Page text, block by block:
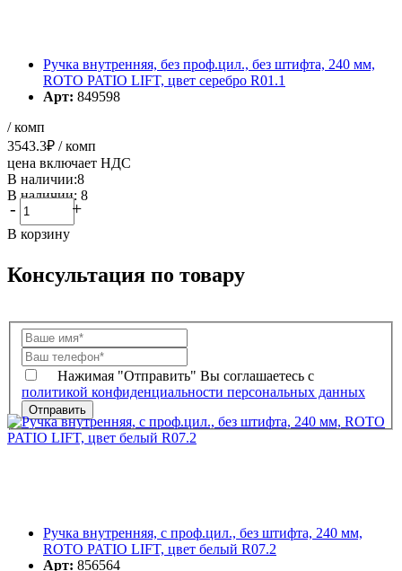
Ручка внутренняя, без проф.цил., без штифта, 240 мм,
ROTO PATIO LIFT, цвет серебро R01.1
Арт: 849598
/ комп
3543.3₽ / комп
цена включает НДС
В наличии:8
В наличии: 8
- +
В корзину
Консультация по товару
Нажимая "Отправить" Вы соглашаетесь с
политикой конфиденциальности персональных данных
Ручка внутренняя, с проф.цил., без штифта, 240 мм,
ROTO PATIO LIFT, цвет белый R07.2
Арт: 856564